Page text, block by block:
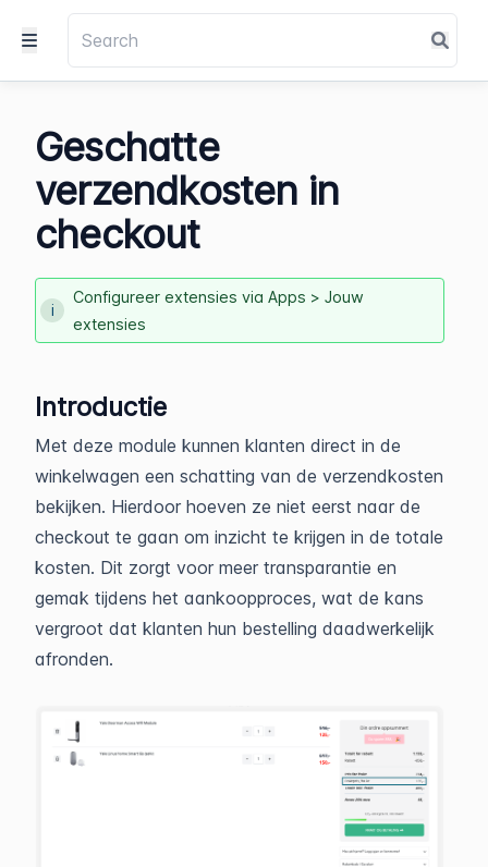
Geschatte
verzendkosten in
checkout
Configureer extensies via Apps > Jouw
extensies
Introductie
Met deze module kunnen klanten direct in de
winkelwagen een schatting van de verzendkosten
bekijken. Hierdoor hoeven ze niet eerst naar de
checkout te gaan om inzicht te krijgen in de totale
kosten. Dit zorgt voor meer transparantie en
gemak tijdens het aankoopproces, wat de kans
vergroot dat klanten hun bestelling daadwerkelijk
afronden.